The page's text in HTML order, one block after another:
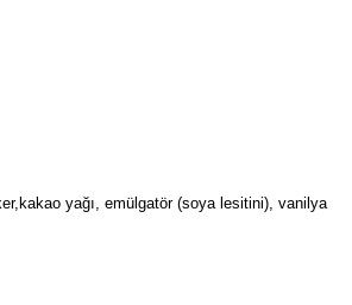
yağı, emülgatör (soya lesitini), vanilya